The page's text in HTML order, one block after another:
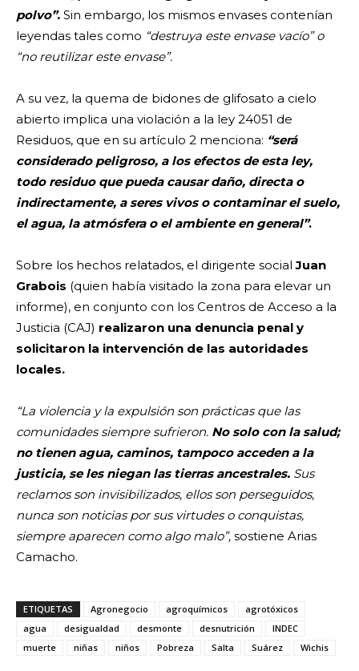
polvo”. Sin embargo, los mismos envases contenían
leyendas tales como “destruya este envase vacío” o
“no reutilizar este envase”.
A su vez, la quema de bidones de glifosato a cielo
abierto implica una violación a la ley 24051 de
Residuos, que en su artículo 2 menciona: “será
considerado peligroso, a los efectos de esta ley,
todo residuo que pueda causar daño, directa o
indirectamente, a seres vivos o contaminar el suelo,
el agua, la atmósfera o el ambiente en general”.
Sobre los hechos relatados, el dirigente socialJuan
Grabois (quien había visitado la zona para elevar un
informe), en conjunto con los Centros de Acceso a la
Justicia (CAJ) realizaron una denuncia penal y
solicitaron la intervención de las autoridades
locales.
“La violencia y la expulsión son prácticas que las
comunidades siempre sufrieron. No solo con la salud;
no tienen agua, caminos, tampoco acceden a la
justicia, se les niegan las tierras ancestrales. Sus
reclamos son invisibilizados, ellos son perseguidos,
nunca son noticias por sus virtudes o conquistas,
siempre aparecen como algo malo”, sostiene Arias
Camacho.
ETIQUETAS Agronegocio agroquímicos
agrotóxicos
agua
desigualdad desmonte desnutrición
INDEC
muerte
niñas niños Pobreza Salta Suárez Wichis